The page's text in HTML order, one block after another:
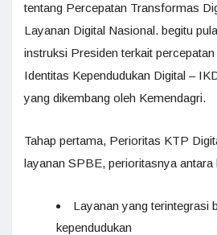
tentang Percepatan Transformas
Layanan Digital Nasional. begitu
instruksi Presiden terkait
Identitas Kependudukan Digital –
yang dikembang oleh Kemendagri.
Tahap pertama, Perioritas KTP
layanan SPBE, perioritasnya antara
Layanan yang terintegrasi
kependudukan